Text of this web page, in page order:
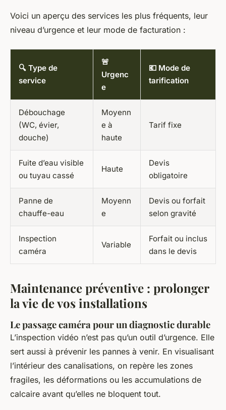
Voici un aperçu des services les plus fréquents, leur
niveau d’urgence et leur mode de facturation :
🔍 Type de
service
🚨
Urgenc
e
💶 Mode de
tarification
Débouchage
(WC, évier,
douche)
Moyenn
e à
haute
Tarif fixe
Fuite d’eau visible
ou tuyau cassé
Haute
Devis
obligatoire
Panne de
chauffe-eau
Moyenn
e
Devis ou forfait
selon gravité
Inspection
caméra
Variable
Forfait ou inclus
dans le devis
Maintenance préventive : prolonger
la vie de vos installations
Le passage caméra pour un diagnostic durable
L’inspection vidéo n’est pas qu’un outil d’urgence. Elle
sert aussi à prévenir les pannes à venir. En visualisant
l’intérieur des canalisations, on repère les zones
fragiles, les déformations ou les accumulations de
calcaire avant qu’elles ne bloquent tout.